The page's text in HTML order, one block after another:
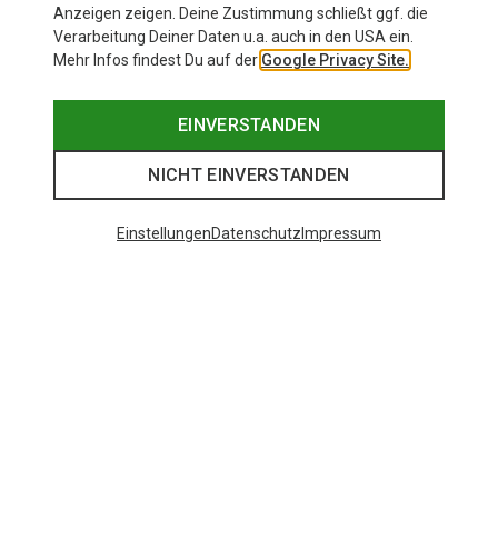
Anzeigen zeigen. Deine Zustimmung schließt ggf. die
Verarbeitung Deiner Daten u.a. auch in den USA ein.
Mehr Infos findest Du auf der Google Privacy Site.
EINVERSTANDEN
NICHT EINVERSTANDEN
EinstellungenDatenschutz Impressum